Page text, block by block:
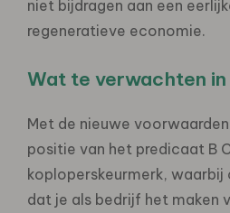
niet bijdragen aan een
regeneratieve economie.
Wat te verwachten
Met de nieuwe
positie van het predicaat B
koploperskeurmerk,
dat je als bedrijf het maken